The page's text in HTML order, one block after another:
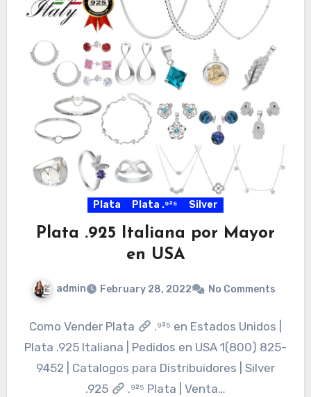
Plata Plata .⁹²⁵ Silver
Plata .925 Italiana por Mayor
en USA
admin February 28, 2022 No Comments
Como Vender Plata
.⁹²⁵ en Estados Unidos |
Plata .925 Italiana | Pedidos en USA 1(800) 825-
9452 | Catalogos para Distribuidores | Silver
.925
.⁹²⁵ Plata | Venta…